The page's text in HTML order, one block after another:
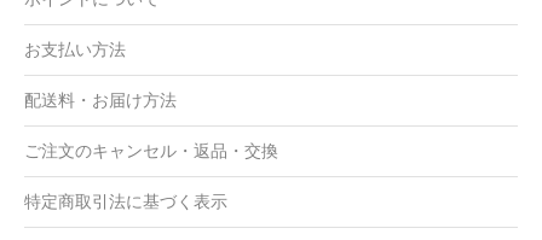
お支払い方法
配送料・お届け方法
ご注文のキャンセル・返品・交換
特定商取引法に基づく表示